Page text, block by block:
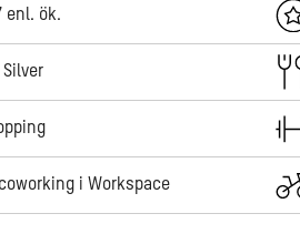
enl. ök.
i Workspace